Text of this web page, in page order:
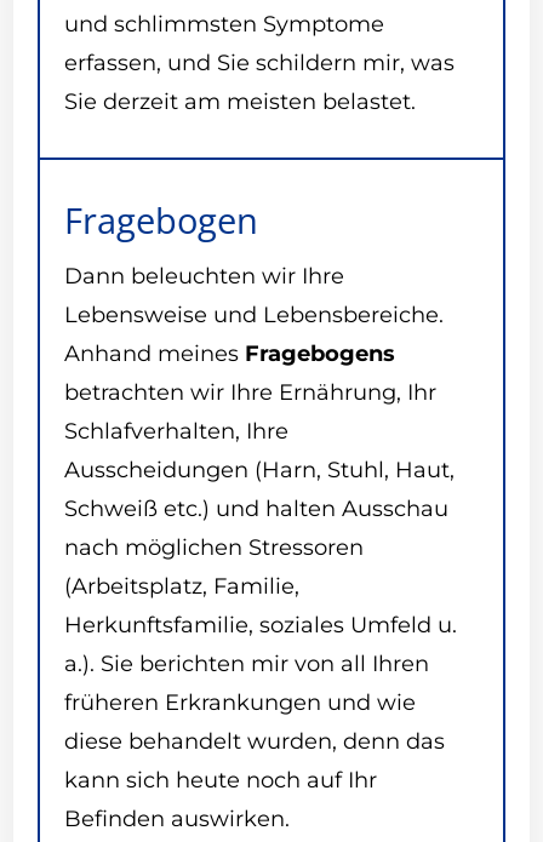
und schlimmsten Symptome
erfassen, und Sie schildern mir, was
Sie derzeit am meisten belastet.
Fragebogen
Dann beleuchten wir Ihre
Lebensweise und Lebensbereiche.
Anhand meines Fragebogens
betrachten wir Ihre Ernährung, Ihr
Schlafverhalten, Ihre
Ausscheidungen (Harn, Stuhl, Haut,
Schweiß etc.) und halten Ausschau
nach möglichen Stressoren
(Arbeitsplatz, Familie,
Herkunftsfamilie, soziales Umfeld u.
a.). Sie berichten mir von all Ihren
früheren Erkrankungen und wie
diese behandelt wurden, denn das
kann sich heute noch auf Ihr
Befinden auswirken.